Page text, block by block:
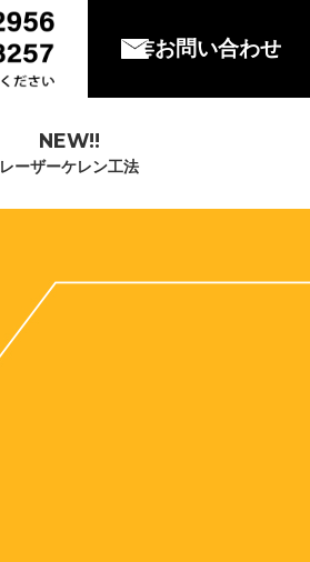
お問い合わせ
NEW!!
レーザーケレン工法